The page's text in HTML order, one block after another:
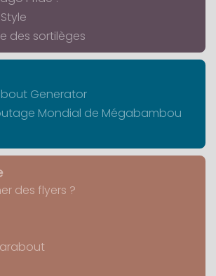
des sortilèges
Generator
Mondial de Mégabambou
des flyers ?